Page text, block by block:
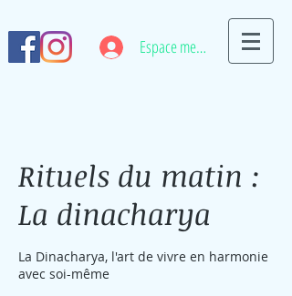
Espace membre
Rituels du matin :
La dinacharya
La Dinacharya, l'art de vivre en harmonie
avec soi-même